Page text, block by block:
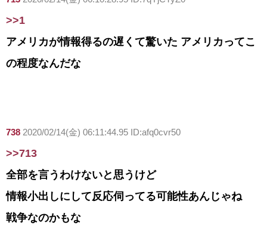
>>1
アメリカが情報得るの遅くて驚いた アメリカってこ
の程度なんだな
738 2020/02/14(金) 06:11:44.95 ID:afq0cvr50
>>713
全部を言うわけないと思うけど
情報小出しにして反応伺ってる可能性あんじゃね
戦争なのかもな